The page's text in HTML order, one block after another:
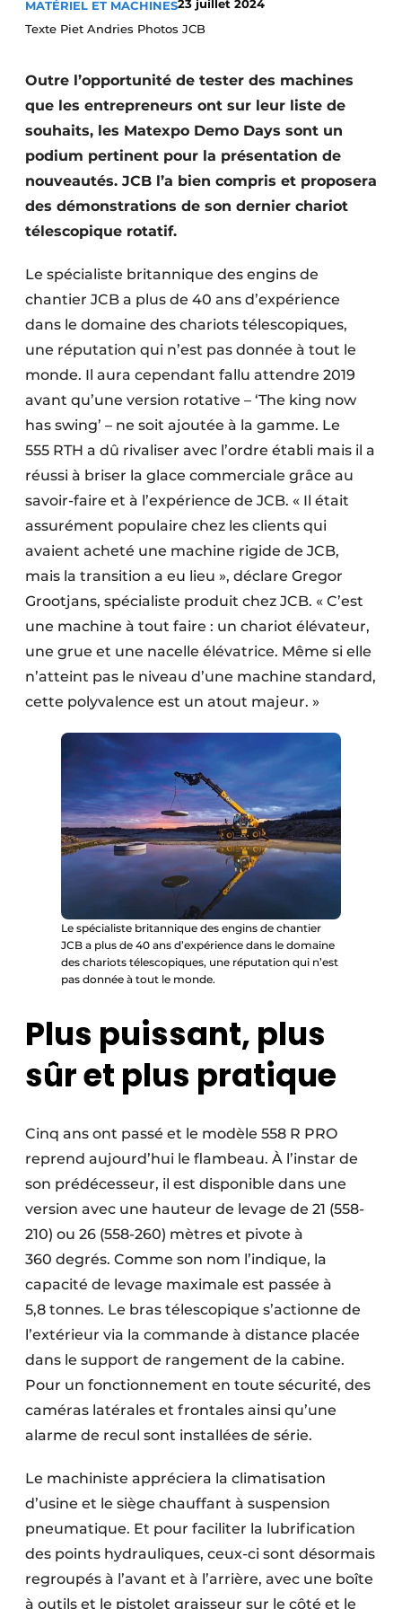
Construction bois
Contrôle d’accès
Façades
Infrastructures souterraines et égouttage
Protection solaire
Rénovation
Sécurité incendie
Software
Techniques ferroviaires
Travaux ferroviaires
MATÉRIEL ET MACHINES23 juillet 2024
Texte Piet Andries Photos JCB
Outre l’opportunité de tester des machines
que les entrepreneurs ont sur leur liste de
souhaits, les Matexpo Demo Days sont un
podium pertinent pour la présentation de
nouveautés. JCB l’a bien compris et proposera
des démonstrations de son dernier chariot
télescopique rotatif.
Le spécialiste britannique des engins de
chantier JCB a plus de 40 ans d’expérience
dans le domaine des chariots télescopiques,
une réputation qui n’est pas donnée à tout le
monde. Il aura cependant fallu attendre 2019
avant qu’une version rotative – ‘The king now
has swing’ – ne soit ajoutée à la gamme. Le
555 RTH a dû rivaliser avec l’ordre établi mais il a
réussi à briser la glace commerciale grâce au
savoir-faire et à l’expérience de JCB. « Il était
assurément populaire chez les clients qui
avaient acheté une machine rigide de JCB,
mais la transition a eu lieu », déclare Gregor
Grootjans, spécialiste produit chez JCB. « C’est
une machine à tout faire : un chariot élévateur,
une grue et une nacelle élévatrice. Même si elle
n’atteint pas le niveau d’une machine standard,
cette polyvalence est un atout majeur. »
Le spécialiste britannique des engins de chantier
JCB a plus de 40 ans d’expérience dans le domaine
des chariots télescopiques, une réputation qui n’est
pas donnée à tout le monde.
Plus puissant, plus
sûr et plus pratique
Cinq ans ont passé et le modèle 558 R PRO
reprend aujourd’hui le flambeau. À l’instar de
son prédécesseur, il est disponible dans une
version avec une hauteur de levage de 21 (558-
210) ou 26 (558-260) mètres et pivote à
360 degrés. Comme son nom l’indique, la
capacité de levage maximale est passée à
5,8 tonnes. Le bras télescopique s’actionne de
l’extérieur via la commande à distance placée
dans le support de rangement de la cabine.
Pour un fonctionnement en toute sécurité, des
caméras latérales et frontales ainsi qu’une
alarme de recul sont installées de série.
Le machiniste appréciera la clima­tisation
d’usine et le siège chauffant à suspension
pneumatique. Et pour faciliter la lubrification
des points hydrauliques, ceux-ci sont désormais
regroupés à l’avant et à l’arrière, avec une boîte
à outils et le pistolet graisseur sur le côté et le